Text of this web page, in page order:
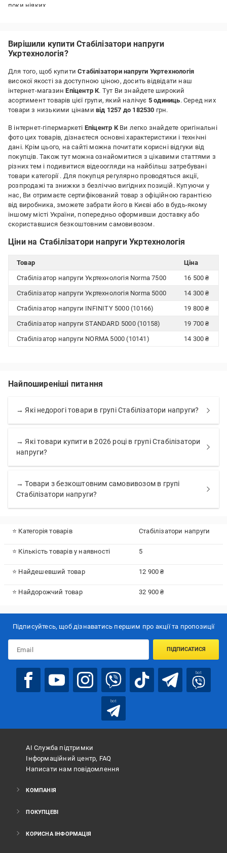
поки ніяких
Вирішили купити Стабілізатори напруги
Укртехнологія?
Для того, щоб купитиСтабілізатори напруги Укртехнологія
високої якості за доступною ціною, досить відвідати наш
інтернет-магазинЕпіцентр К. Тут Ви знайдете широкий
асортимент товарів цієї групи, який налічує 5 одиниць. Серед них
товари з низькими цінами від 1257 до 182530 грн.
В інтернет-гіпермаркеті Епіцентр КВи легко знайдете оригінальні
фото цих товарів, дізнаєтеся основні характеристики і технічні
дані. Крім цього, на сайті можна почитати корисні відгуки від
покупців. Також тут можна ознайомитися з цікавими статтями з
різних тем і подивитися відеоогляди на найбільш затребувані
товари категорії . Для покупця регулярно проводяться акції,
розпродажі та знижки з безліччю вигідних позицій. Купуючи у
нас, Ви отримаєте сертифікований товар з офіційною гарантією
від виробника, зможете забрати його в Києві або в будь-якому
іншому місті України, попередньо оформивши доставку або
скориставшися безкоштовним самовивозом.
Ціни на Стабілізатори напруги Укртехнологія
Товар
Ціна
Стабілізатор напруги Укртехнологія Norma 7500
16 500 ₴
Стабілізатор напруги Укртехнологія Norma 5000
14 300 ₴
Стабілізатор напруги INFINITY 5000 (10166)
19 800 ₴
Стабілізатор напруги STANDARD 5000 (10158)
19 700 ₴
Стабілізатор напруги NORMA 5000 (10141)
14 300 ₴
Найпоширеніші питання
→ Які недорогі товари в групі Стабілізатори напруги?
→ Які товари купити в 2026 році в групі Стабілізатори
напруги?
→ Товари з безкоштовним самовивозом в групі
Стабілізатори напруги?
⭐ Категорія товарів Стабілізатори напруги
⭐ Кількість товарів у наявності 5
⭐ Найдешевший товар 12 900 ₴
⭐ Найдорожчий товар 32 900 ₴
Підписуйтесь, щоб дізнаватись першим про акції та пропозиції
ПІДПИСАТИСЯ
bot
bot
АІ Служба підтримки
Інформаційний центр, FAQ
Написати нам повідомлення
КОМПАНІЯ
ПОКУПЦЕВІ
КОРИСНА ІНФОРМАЦІЯ